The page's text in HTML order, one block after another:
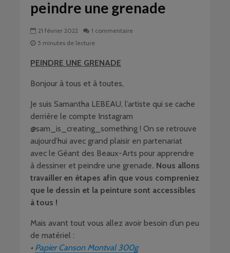
peindre une grenade
21 février 2022
1 commentaire
5 minutes de lecture
PEINDRE UNE GRENADE
Bonjour à tous et à toutes,
Je suis Samantha LEBEAU, l’artiste qui se cache
derrière le compte Instagram
@sam_is_creating_something ! On se retrouve
aujourd’hui avec grand plaisir en partenariat
avec le Géant des Beaux-Arts pour apprendre
à dessiner et peindre une grenade. Nous allons
travailler en étapes afin que vous compreniez
que le dessin et la peinture sont accessibles
à tous !
Mais avant tout vous allez avoir besoin d’un peu
de matériel :
• Papier Canson Montval 300g